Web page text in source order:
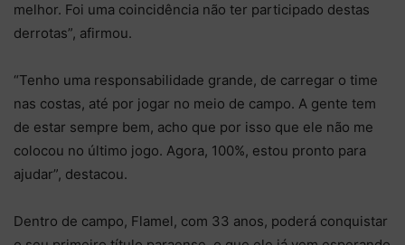
melhor. Foi uma coincidência não ter participado destas
derrotas”, afirmou.
“Tenho uma responsabilidade grande, de carregar o time
nas costas, até por jogar no meio de campo. A gente tem
de estar sempre bem, acho que por isso que ele não me
colocou no último jogo. Agora, 100%, estou pronto para
ajudar”, destacou.
Dentro de campo, Flamel, com 33 anos, poderá conquistar